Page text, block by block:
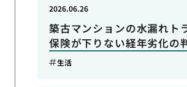
築古マンションの水漏れト
保険が下りない経年劣化の
2026.06.26
生活